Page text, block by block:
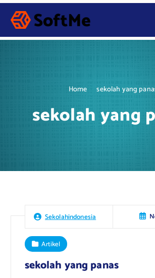
S
p
Home sekolah yang
sekolah yang
Sekolahindonesia
Artikel
sekolah yang panas